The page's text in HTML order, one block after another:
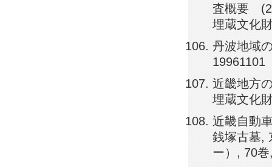
査概要 (2)
埋蔵文化
丹波地域
19961101
近畿地方
埋蔵文化
近畿自動
銭塚古墓,
ー）, 70